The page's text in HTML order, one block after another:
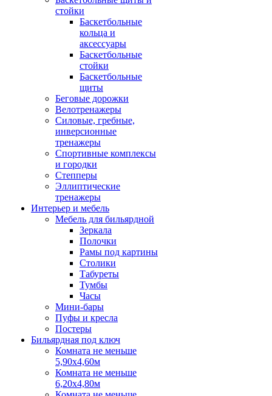
стойки
Баскетбольные
кольца и
аксессуары
Баскетбольные
стойки
Баскетбольные
щиты
Беговые дорожки
Велотренажеры
Силовые, гребные,
инверсионные
тренажеры
Спортивные комплексы
и городки
Степперы
Эллиптические
тренажеры
Интерьер и мебель
Мебель для бильярдной
Зеркала
Полочки
Рамы под картины
Столики
Табуреты
Тумбы
Часы
Мини-бары
Пуфы и кресла
Постеры
Бильярдная под ключ
Комната не меньше
5,90х4,60м
Комната не меньше
6,20х4,80м